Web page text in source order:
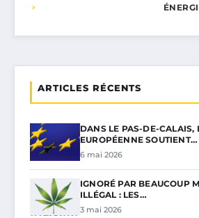
ARTICLES RÉCENTS
DANS LE PAS-DE-CALAIS,
EUROPÉENNE SOUTIENT…
6 mai 2026
IGNORÉ PAR BEAUCOUP
ILLÉGAL : LES…
3 mai 2026